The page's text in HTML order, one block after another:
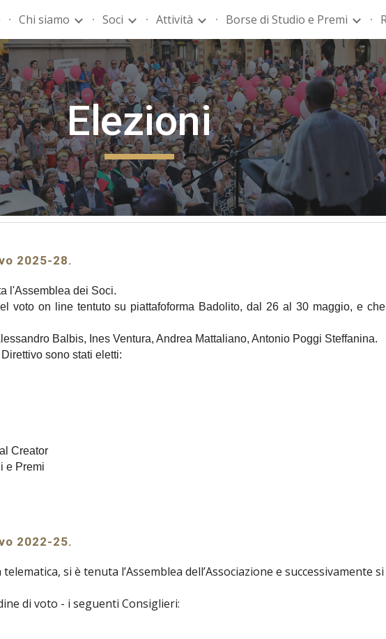
main content Skip to navigation
Chi siamo Soci Attività Borse di Studio e Premi
Elezioni
2025-28.
l'Assemblea dei Soci.
voto on line tentuto su piattafoforma Badolito, dal 26 al 30 maggio, e
Balbis, Ines Ventura, Andrea Mattaliano, Antonio Poggi Steffanina.
sono stati eletti:
Creator
e Premi
2022-25.
si è tenuta l’Assemblea dell’Associazione e successivamente
di voto - i seguenti Consiglieri: